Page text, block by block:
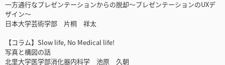
一方通行なプレゼンテーションからの脱却～プレゼンテーションのUXデ
ザイン～
日本大学芸術学部 片桐 祥太
【コラム】Slow life, No Medical life!
写真と構図の話
北里大学医学部消化器内科学 池原 久朝